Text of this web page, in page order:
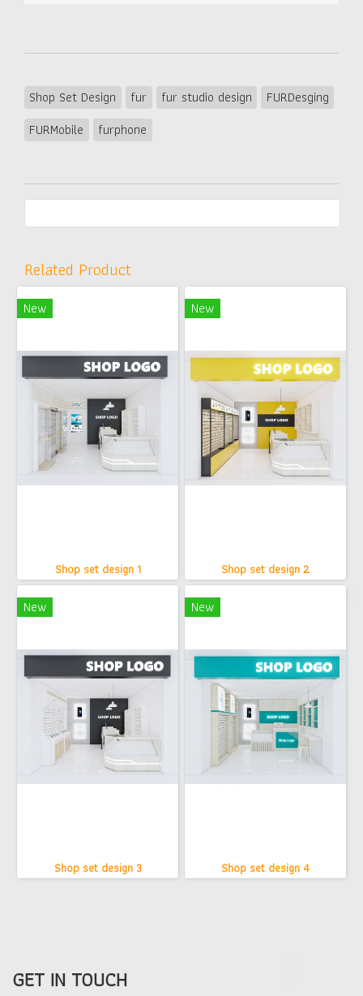
Shop Set Design fur fur studio design
FURDesging
FURMobile
furphone
Related Product
New
Shop set design 1
New
Shop set design 2
New
Shop set design 3
New
Shop set design 4
GET IN TOUCH